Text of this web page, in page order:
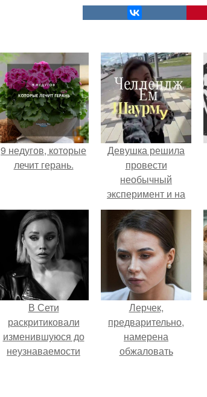
9 недугов, которые
лечит герань.
Девушка решила
провести
необычный
эксперимент и на
протяжении 30
дней питалась
одной шаурмой.
В Сети
раскритиковали
изменившуюся до
неузнаваемости
Лерчек,
предварительно,
намерена
обжаловать